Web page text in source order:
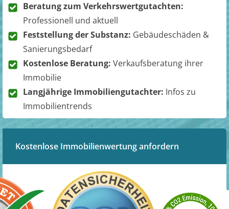
Beratung zum Verkehrswertgutachten:
Professionell und aktuell
Feststellung der Substanz: Gebäudeschäden &
Sanierungsbedarf
Kostenlose Beratung: Verkaufsberatung ihrer
Immobilie
Langjährige Immobiliengutachter: Infos zu
Immobilientrends
Kostenlose Immobilienwertung anfordern